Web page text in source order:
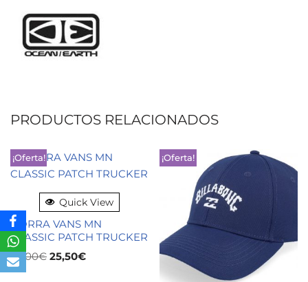
PRODUCTOS RELACIONADOS
¡Oferta!
Quick View
GORRA VANS MN
CLASSIC PATCH TRUCKER
30,00€ 25,50€
¡Oferta!